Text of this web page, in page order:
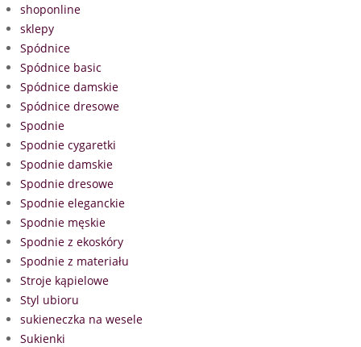
shoponline
sklepy
Spódnice
Spódnice basic
Spódnice damskie
Spódnice dresowe
Spodnie
Spodnie cygaretki
Spodnie damskie
Spodnie dresowe
Spodnie eleganckie
Spodnie męskie
Spodnie z ekoskóry
Spodnie z materiału
Stroje kąpielowe
Styl ubioru
sukieneczka na wesele
Sukienki